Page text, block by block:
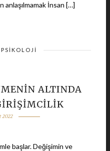
anlaşılmamak İnsan […]
PSIKOLOJI
ALTINDA
2022
başlar. Değişimin ve